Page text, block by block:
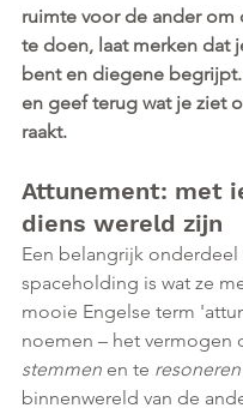
ruimte voor de ander om
te doen, laat merken dat
bent en diegene
en geef terug wat je ziet
raakt.
Attunement: met
diens wereld zijn
Een belangrijk onderdeel
spaceholding is wat ze
mooie Engelse term
noemen – het vermogen
stemmen en te resoneren
binnenwereld van de